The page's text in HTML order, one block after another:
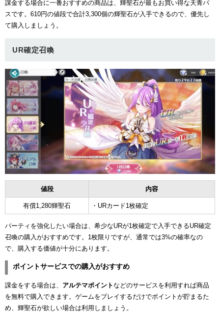
課金する場合に一番おすすめの商品は、輝聖石が最もお買い得な天青パ
スです。610円の値段で合計3,300個の輝聖石が入手できるので、優先し
て購入しましょう。
UR確定召喚
値段 内容
有償1,280輝聖石 ・URカード1枚確定
パーティを強化したい場合は、希少なURが1枚確定で入手できるUR確定
召喚の購入がおすすめです。1枚限りですが、通常では3%の確率なの
で、購入する価値が十分にあります。
ポイントサービスでの購入がおすすめ
課金をする場合は、 アルテマポイントなどのサービスを利用すれば商品
を無料で購入できます。ゲームをプレイするだけでポイントが貯まるた
め、輝聖石が欲しい場合は利用しましょう。